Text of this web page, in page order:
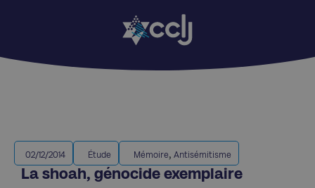
02/12/2014 Étude Mémoire, Antisémitisme
La shoah, génocide exemplaire